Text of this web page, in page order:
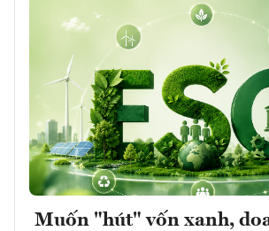
Muốn "hút" vốn xanh,